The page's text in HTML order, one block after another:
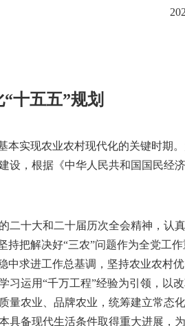
十五五”规划
本实现农业农村现代化的关键时期
设，根据《中华人民共和国国民经
十大和二十届历次全会精神，认
把解决好“三农”问题作为全党工
中求进工作总基调，坚持农业农村
运用“千万工程”经验为引领，以改
农业、品牌农业，统筹建立常态
具备现代生活条件取得重大进展，